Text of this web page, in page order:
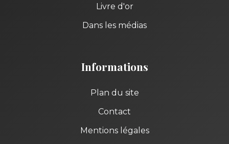
Livre d'or
Dans les médias
Informations
Plan du site
Contact
Mentions légales